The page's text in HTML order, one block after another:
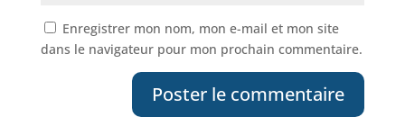
Enregistrer mon nom, mon e-mail et mon site
dans le navigateur pour mon prochain commentaire.